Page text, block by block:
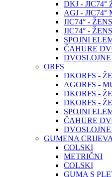
DKJ - JIC74°
AGJ - JIC74°
JIC74° -
JIC74° -
SPOJNI
ČAHURE
ORFS
DKORFS -
AGORFS -
DKORFS -
DKORFS -
SPOJNI
ČAHURE
GUMENA CRIJEVA
COLSKI
METRIČNI
COLSKI
GUMA S